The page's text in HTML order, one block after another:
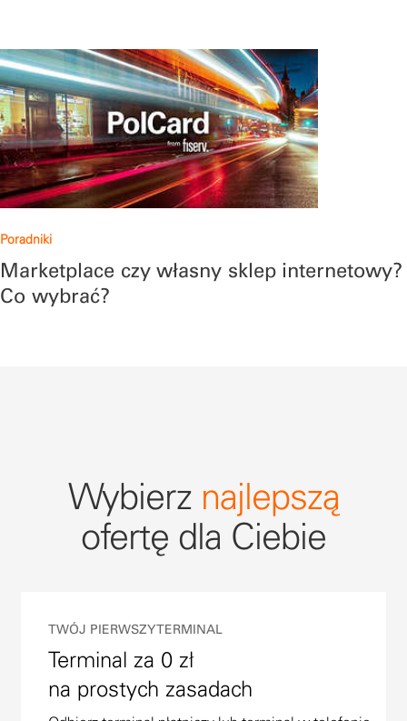
Poradniki
Marketplace czy własny sklep internetowy?
Co wybrać?
Wybierz najlepszą
ofertę dla Ciebie
TWÓJ PIERWSZY TERMINAL
Terminal za 0 zł
na prostych zasadach